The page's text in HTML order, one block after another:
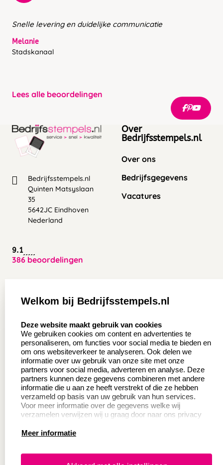
Snelle levering en duidelijke communicatie
Melanie
Stadskanaal
Lees alle beoordelingen
Bedrijfsstempels.nl
Quinten Matsyslaan
35
5642JC Eindhoven
Nederland
9.1
386 beoordelingen
Over
Bedrijfsstempels.nl
Over ons
Bedrijfsgegevens
Vacatures
Aanvraag op maat
Wederverkoper
worden
Sale
Betaling & Verzending
Contact opnemen
Veel gestelde vragen
Retourneren
Herroepingsrecht
Productinformatie:
Instructie voor
Aanleverspecificaties
Welkom bij Bedrijfsstempels.nl
Deze website maakt gebruik van cookies
We gebruiken cookies om content en advertenties te
personaliseren, om functies voor social media te bieden en
om ons websiteverkeer te analyseren. Ook delen we
informatie over uw gebruik van onze site met onze
partners voor social media, adverteren en analyse. Deze
partners kunnen deze gegevens combineren met andere
informatie die u aan ze heeft verstrekt of die ze hebben
verzameld op basis van uw gebruik van hun services.
Voor meer informatie over de gegevens welke wij
verzamelen verwijzen wij u graag door naar ons privacy
Meer informatie